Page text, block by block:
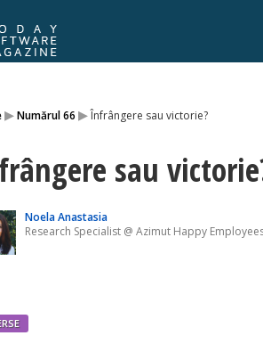
▸Numărul 66 ▸Înfrângere sau victorie?
sau
Noela Anastasia
Research Specialist @ Azimut Happy